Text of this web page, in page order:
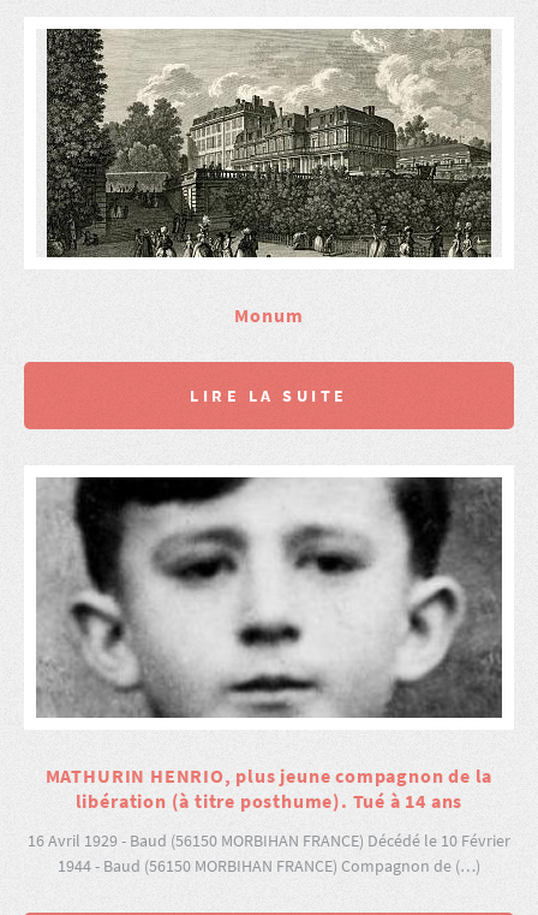
Monum
LIRE LA SUITE
MATHURIN HENRIO, plus jeune compagnon de la
libération (à titre posthume). Tué à 14 ans
16 Avril 1929 - Baud (56150 MORBIHAN FRANCE) Décédé le 10 Février
1944 - Baud (56150 MORBIHAN FRANCE) Compagnon de (…)